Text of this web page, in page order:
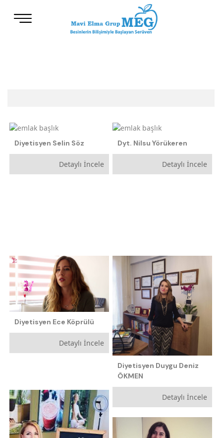
Hastaneler
Hekimler
Yemek Firmaları
Diyetisyen Selin Söz
Detaylı İncele
Dyt. Nilsu Yörükeren
Detaylı İncele
Diyetisyen Ece Köprülü
Detaylı İncele
Diyetisyen Duygu Deniz
ÖKMEN
Detaylı İncele